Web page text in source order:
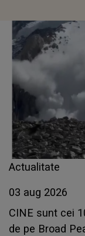
Actualitate
03 aug 2026
CINE sunt cei
de pe Broad